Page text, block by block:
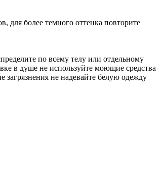
для более темного оттенка повторите
по всему телу или отдельному
в душе не используйте моющие средства
не надевайте белую одежду